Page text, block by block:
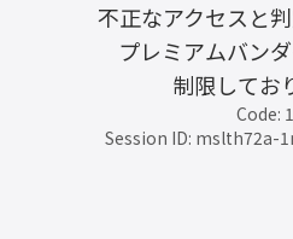
不正なアクセスと判
プレミアムバン
制限してお
Code:
Session ID: mslth72a-